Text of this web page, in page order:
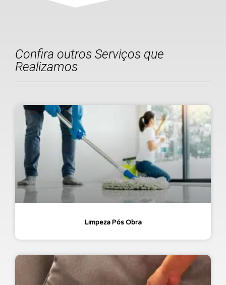
Confira outros Serviços que
Realizamos
Limpeza Pós Obra